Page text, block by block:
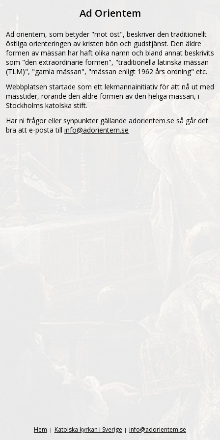
Ad Orientem
Ad orientem, som betyder "mot öst", beskriver den traditionellt
östliga orienteringen av kristen bön och gudstjänst. Den äldre
formen av mässan har haft olika namn och bland annat beskrivits
som "den extraordinarie formen", "traditionella latinska mässan
(TLM)", "gamla mässan", "mässan enligt 1962 års ordning" etc.
Webbplatsen startade som ett lekmannainitiativ för att nå ut med
mässtider, rörande den äldre formen av den heliga mässan, i
Stockholms katolska stift.
Har ni frågor eller synpunkter gällande adorientem.se så går det
bra att e-posta till info@adorientem.se
Hem | Katolska kyrkan i Sverige | info@adorientem.se